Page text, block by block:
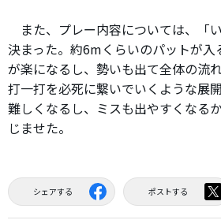
また、プレー内容については、「
決まった。約6mくらいのパットが入
が楽になるし、勢いも出て全体の流
打一打を必死に繋いでいくような展
難しくなるし、ミスも出やすくなる
じませた。
シェアする ポストする